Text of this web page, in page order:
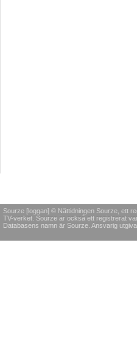
Sourze [loggan] © Nättidningen Sourze, ett
TV-verket. Sourze är också ett registrerat
Databasens namn är Sourze. Ansvarig